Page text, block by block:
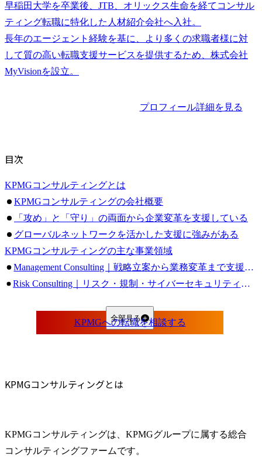
早稲田大学を卒業後、JTB、オリックス生命を経てコンサル
ティング転職に特化した人材紹介会社へ入社。
長年のエージェント経験を基に、より多くの求職者様に対
して質の高い転職支援サービスを提供するため、株式会社
プロフィール詳細を見る
目次
KPMGコンサルティングとは
KPMGコンサルティングの会社概要
「攻め」と「守り」の両面から企業変革を支援している
グローバルネットワークを活かした支援に強みがある
KPMGコンサルティングの主な事業領域
Management Consulting｜戦略立案から業務変革まで支援する
Risk Consulting｜リスク・規制・サイバーセキュリティに強みを持つ
KPMGコンサルティングの年収
KPMGコンサルティングの平均年収は約950万円
BIG4・総合コンサルとの年収比較
プロジェクトによっては業務負荷が高くなる
高い専門性と自走力が求められる
全部見る
KPMGコンサルティングとは
KPMGコンサルティングは、KPMGグループに属する総合
コンサルティングファームです。